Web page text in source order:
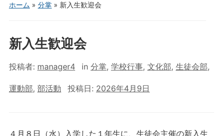
ホーム » 分掌» 新入生歓迎会
新入生歓迎会
投稿者: manager4 in 分掌, 学校行事, 文化部, 生徒会部,
運動部, 部活動 投稿日: 2026年4月9日
４月８日（水）入学した１年生に、生徒会主催の新入生